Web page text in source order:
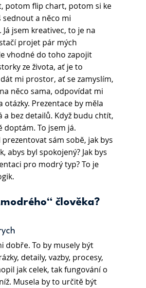
potom flip chart, potom si ke
sednout a něco mi
jsem kreativec, to je na
projet pár mých
vhodné do toho zapojit
ze života, ať je to
mi prostor, ať se zamyslím,
něco sama, odpovídat mi
otázky. Prezentace by měla
a bez detailů. Když budu chtít,
doptám. To jsem já.
prezentovat sám sobě, jak bys
abys byl spokojený? Jak bys
pro modrý typ? To je
člověka?
dobře. To by musely být
detaily, vazby, procesy,
jak celek, tak fungování o
Musela by to určitě být